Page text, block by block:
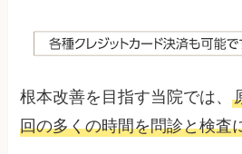
根本改善を目指す当院では、
回の多くの時間を問診と検査